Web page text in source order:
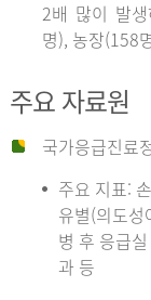
2배 많이 발생
명), 농장(158
주요 자료원
국가응급진료
주요 지표:
유별(의도
병 후 응급
과 등